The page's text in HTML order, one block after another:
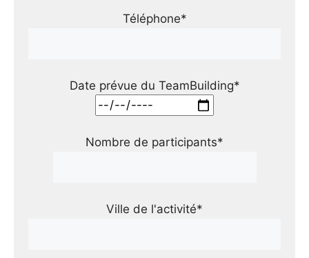
Téléphone*
Date prévue du TeamBuilding*
Nombre de participants*
Ville de l'activité*